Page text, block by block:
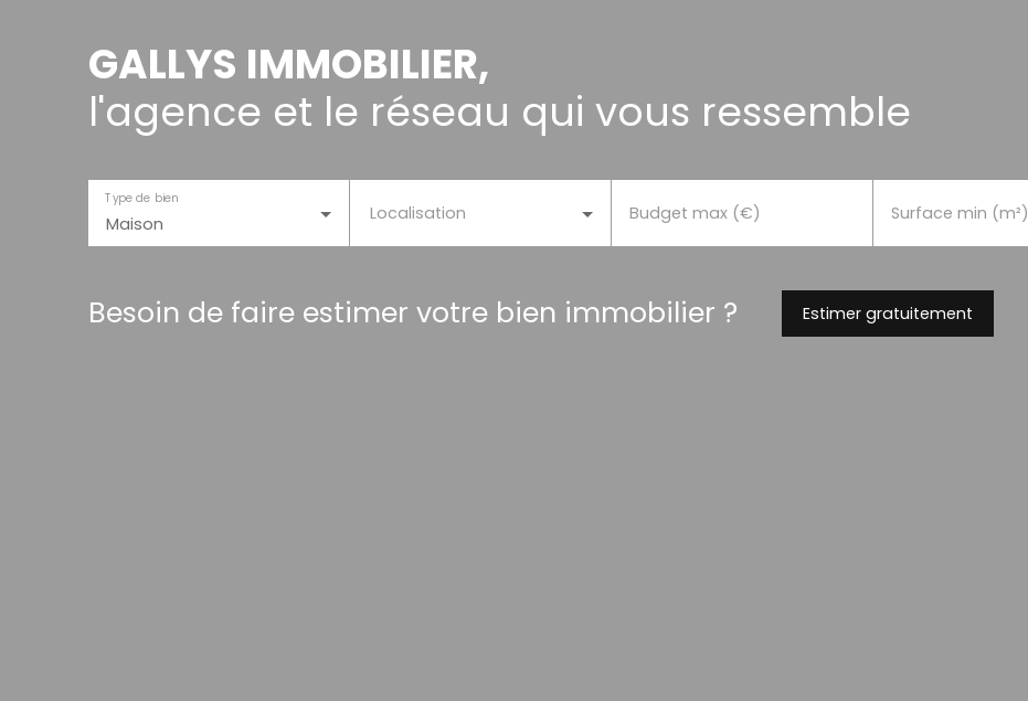
GALLYS IMMOBILIER,
l'agence et le réseau qui vous ressemble
Maison
Type de bien
Localisation Budget max (€) Surface min (m²)
Besoin de faire estimer votre bien immobilier ? Estimer gratuitement